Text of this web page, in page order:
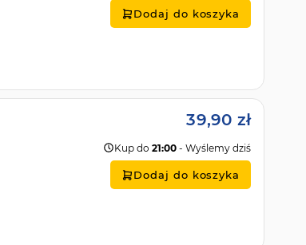
Dodaj do koszyka
39,90 zł
Kup do 21:00 - Wyślemy dziś
Dodaj do koszyka